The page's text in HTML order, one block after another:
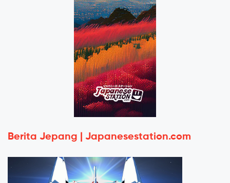
Berita Jepang | Japanesestation.com